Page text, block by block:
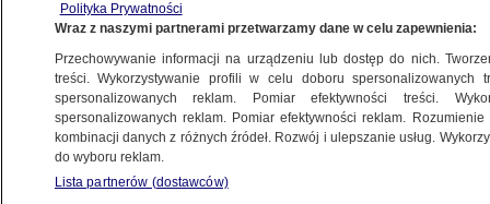
dzień
24.03.2019, 06:12
Udostępnij
Polityka Prywatności
Wraz z naszymi partnerami przetwarzamy dane w celu zapewnienia:
Przechowywanie informacji na urządzeniu lub dostęp do nich.
treści. Wykorzystywanie profili w celu doboru spersonalizowanych
spersonalizowanych reklam. Pomiar efektywności treści.
spersonalizowanych reklam. Pomiar efektywności reklam.
kombinacji danych z różnych źródeł. Rozwój i ulepszanie usług.
do wyboru reklam.
Lista partnerów (dostawców)